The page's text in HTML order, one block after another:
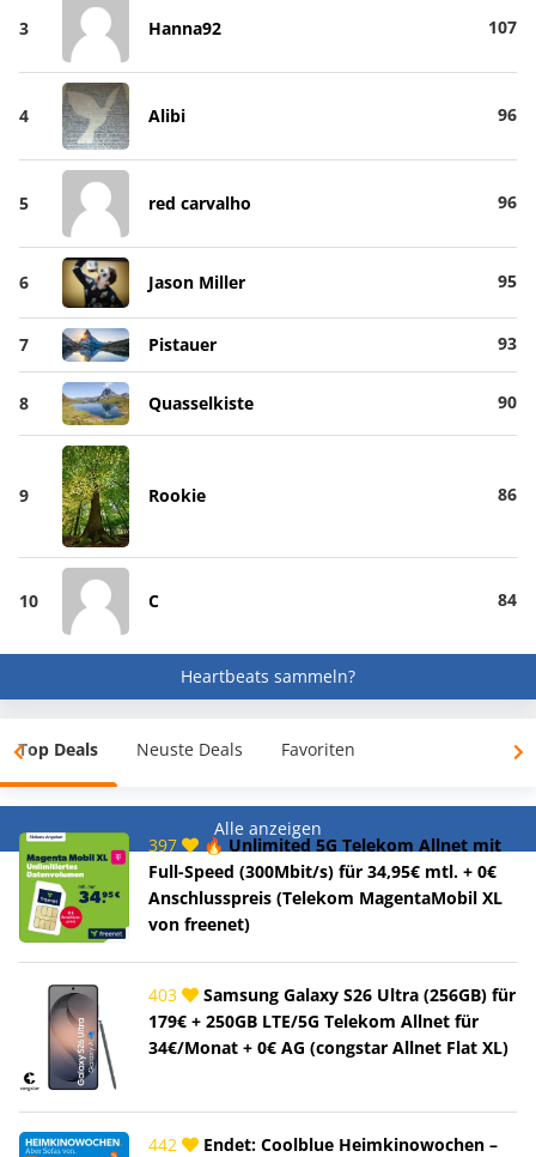
3 Hanna92 107
4 Alibi 96
5 red carvalho 96
6 Jason Miller 95
7 Pistauer 93
8 Quasselkiste 90
9 Rookie 86
10 C 84
Heartbeats sammeln?
Top Deals Neuste Deals Favoriten
Alle anzeigen
397
🔥 Unlimited 5G Telekom Allnet mit
Full-Speed (300Mbit/s) für 34,95€ mtl. + 0€
Anschlusspreis (Telekom MagentaMobil XL
von freenet)
403
Samsung Galaxy S26 Ultra (256GB) für
179€ + 250GB LTE/5G Telekom Allnet für
34€/Monat + 0€ AG (congstar Allnet Flat XL)
442
Endet: Coolblue Heimkinowochen –